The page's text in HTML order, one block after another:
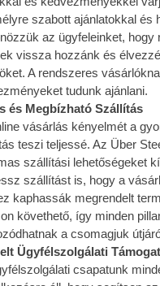
szabott ajánlatokkal és
az ügyfeleinket, hogy
vissza hozzánk és
A rendszeres
tudunk ajánlani.
és Megbízható Szállítás
vásárlás kényelmét a
teszi teljessé. Az Über
szállítási lehetőségeket
szállítást is, hogy a
kaphassák megrendelt
követhető, így minden
a csomagjuk
Ügyfélszolgálati
csapatunk